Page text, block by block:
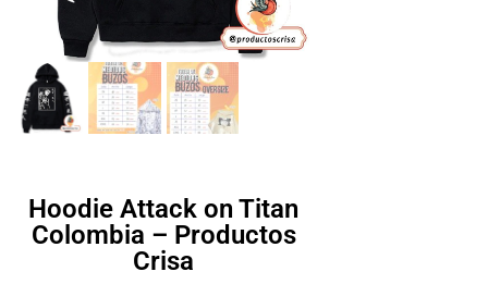
Hoodie Attack on Titan
Colombia – Productos
Crisa